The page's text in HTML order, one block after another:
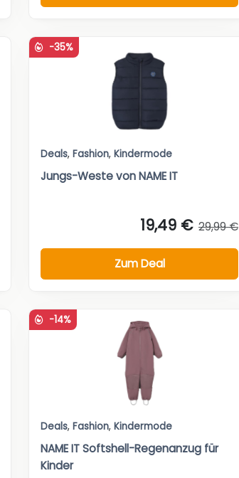
-35%
Deals, Fashion, Kindermode
Jungs-Weste von NAME IT
19,49 € 29,99 €
Zum Deal
-14%
Deals, Fashion, Kindermode
NAME IT Softshell-Regenanzug für
Kinder